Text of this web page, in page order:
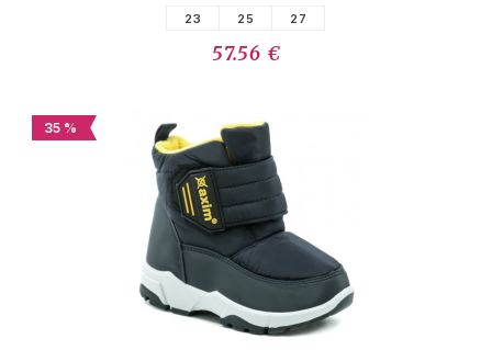
23 25 27
57.56 €
35 %